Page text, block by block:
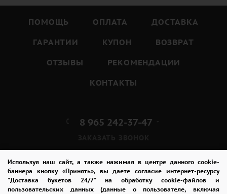
Используя наш сайт, а также нажимая в центре данного cookie-
баннера кнопку «Принять», вы даете согласие интернет-ресурсу
"Доставка букетов 24/7" на обработку cookie-файлов и
пользовательских данных (данные о пользователе, включая
ПОМОЩЬ ОПЛАТА
ДОСТАВКА
ГАРАНТИИ
КУПОН
ВОЗВРАТ
ОТЗЫВЫ
РЕКОМЕНДАЦИИ
КОНТАКТЫ
8 965 242-37-47
admin@buket24delivery.ru
ул. Красная Горка д. 36А,